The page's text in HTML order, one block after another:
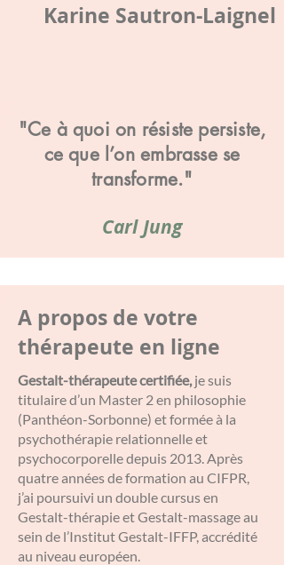
Karine Sautron-Laignel
"Ce à quoi on résiste persiste,
ce que l’on embrasse se
transforme."
Carl Jung
A propos de votre
thérapeute en ligne
Gestalt-thérapeute certifiée,je suis
titulaire d’un Master 2 en philosophie
(Panthéon-Sorbonne) et formée à la
psychothérapie relationnelle et
psychocorporelle depuis 2013. Après
quatre années de formation au CIFPR,
j’ai poursuivi un double cursus en
Gestalt-thérapie et Gestalt-massage au
sein de l’Institut Gestalt-IFFP, accrédité
au niveau européen.